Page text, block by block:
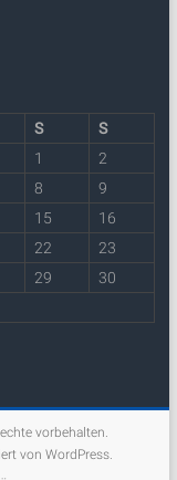
S
S
1
2
8
9
15
16
22
23
29
30
vorbehalten.
von WordPress.